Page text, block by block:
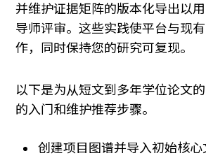
并维护证据矩阵的版本化导出以
导师评审。这些实践使平台与现
作，同时保持您的研究可复现。
以下是为从短文到多年学位论文
的入门和维护推荐步骤。
创建项目图谱并导入初始核心